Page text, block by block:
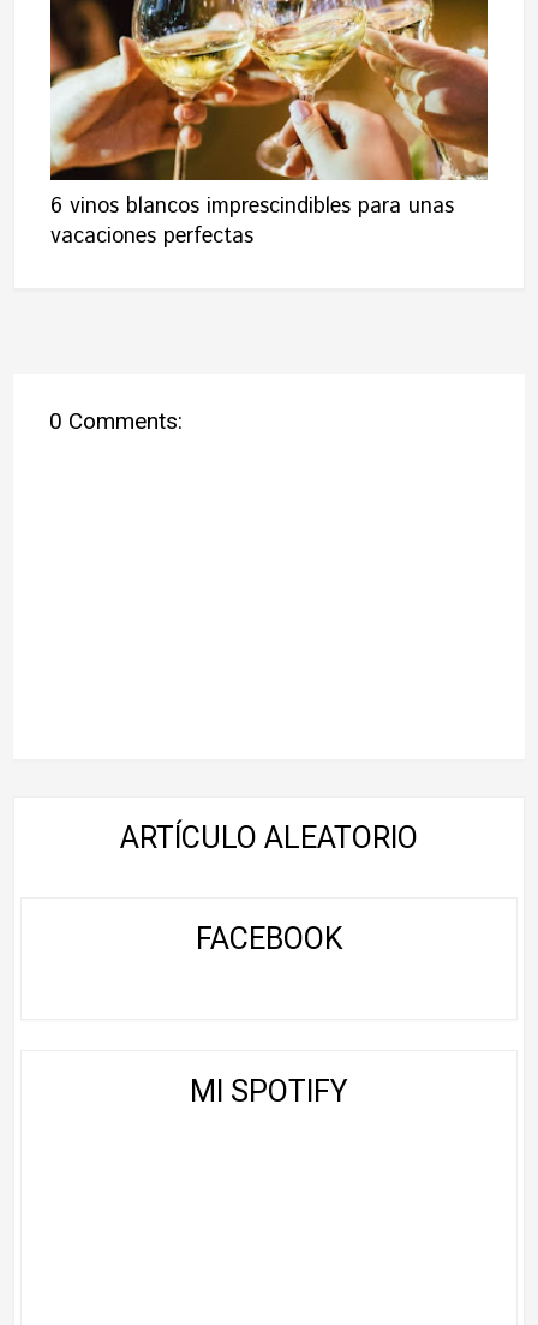
6 vinos blancos imprescindibles para unas
vacaciones perfectas
0 Comments:
ARTÍCULO ALEATORIO
FACEBOOK
MI SPOTIFY